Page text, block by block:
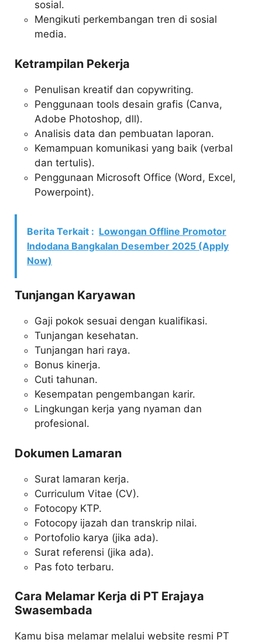
sosial.
Mengikuti perkembangan tren di sosial
media.
Ketrampilan Pekerja
Penulisan kreatif dan copywriting.
Penggunaan tools desain grafis (Canva,
Adobe Photoshop, dll).
Analisis data dan pembuatan laporan.
Kemampuan komunikasi yang baik (verbal
dan tertulis).
Penggunaan Microsoft Office (Word, Excel,
Powerpoint).
Berita Terkait : Lowongan Offline Promotor
Indodana Bangkalan Desember 2025 (Apply
Now)
Tunjangan Karyawan
Gaji pokok sesuai dengan kualifikasi.
Tunjangan kesehatan.
Tunjangan hari raya.
Bonus kinerja.
Cuti tahunan.
Kesempatan pengembangan karir.
Lingkungan kerja yang nyaman dan
profesional.
Dokumen Lamaran
Surat lamaran kerja.
Curriculum Vitae (CV).
Fotocopy KTP.
Fotocopy ijazah dan transkrip nilai.
Portofolio karya (jika ada).
Surat referensi (jika ada).
Pas foto terbaru.
Cara Melamar Kerja di PT Erajaya
Swasembada
Kamu bisa melamar melalui website resmi PT